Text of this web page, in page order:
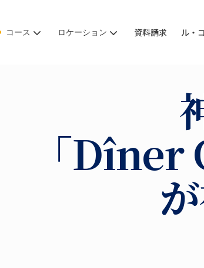
コース ロケーション 資料請求 ル・
「Dîner